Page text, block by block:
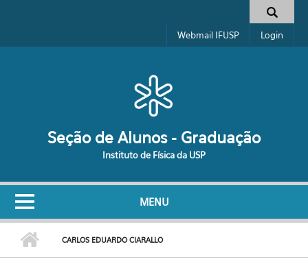
Formulário de busca
Webmail IFUSP Login
Seção de Alunos - Graduação
Instituto de Física da USP
MENU
CARLOS EDUARDO CIARALLO